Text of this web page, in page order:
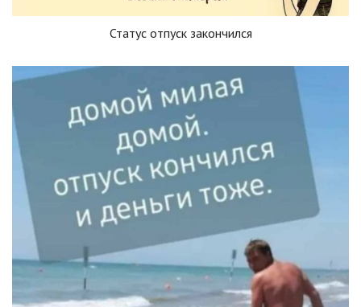
Статус отпуск закончился